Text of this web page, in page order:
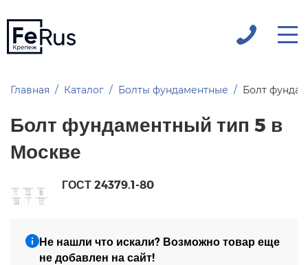
Главная Каталог Болты фундаментные Болт
Болт фундаментный тип 5 в
Москве
ГОСТ 24379.1-80
Не нашли что искали? Возможно товар еще
не добавлен на сайт!